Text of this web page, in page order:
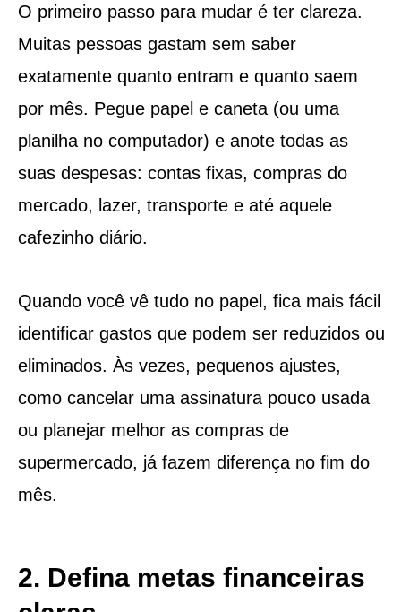
O primeiro passo para mudar é ter clareza.
Muitas pessoas gastam sem saber
exatamente quanto entram e quanto saem
por mês. Pegue papel e caneta (ou uma
planilha no computador) e anote todas as
suas despesas: contas fixas, compras do
mercado, lazer, transporte e até aquele
cafezinho diário.
Quando você vê tudo no papel, fica mais fácil
identificar gastos que podem ser reduzidos ou
eliminados. Às vezes, pequenos ajustes,
como cancelar uma assinatura pouco usada
ou planejar melhor as compras de
supermercado, já fazem diferença no fim do
mês.
2. Defina metas financeiras